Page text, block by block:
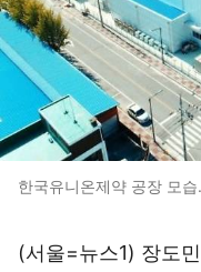
한국유니온제약 공장 모
(서울=뉴스1) 장도